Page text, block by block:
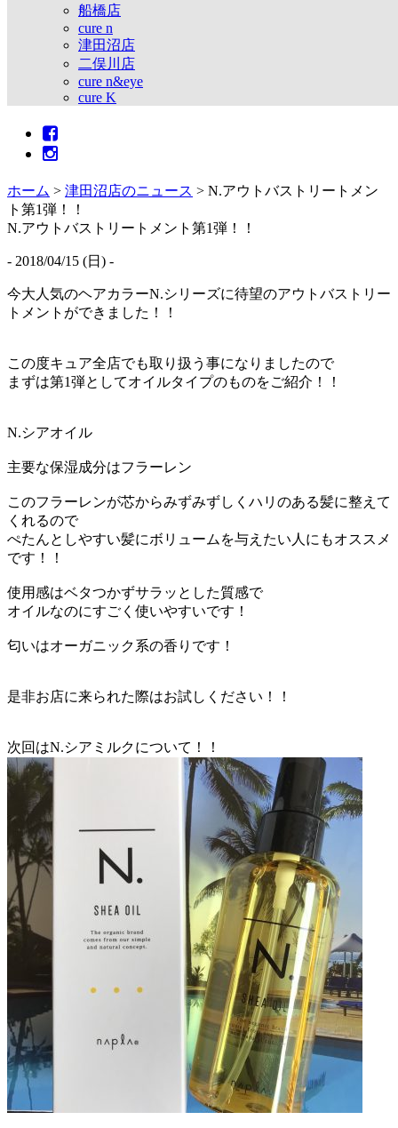
船橋店
cure n
津田沼店
二俣川店
cure n&eye
cure K
ホーム > 津田沼店のニュース > N.アウトバストリートメン
ト第1弾！！
N.アウトバストリートメント第1弾！！
- 2018/04/15 (日) -
今大人気のヘアカラーN.シリーズに待望のアウトバストリー
トメントができました！！
この度キュア全店でも取り扱う事になりましたので
まずは第1弾としてオイルタイプのものをご紹介！！
N.シアオイル
主要な保湿成分はフラーレン
このフラーレンが芯からみずみずしくハリのある髪に整えて
くれるので
ぺたんとしやすい髪にボリュームを与えたい人にもオススメ
です！！
使用感はベタつかずサラッとした質感で
オイルなのにすごく使いやすいです！
匂いはオーガニック系の香りです！
是非お店に来られた際はお試しください！！
次回はN.シアミルクについて！！